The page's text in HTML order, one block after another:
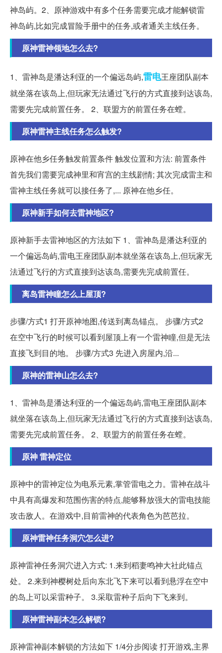
神岛屿。2、原神游戏中有多个任务需要完成才能解锁雷
神岛屿,比如完成冒险手册中的任务,或者通关主线任务。
原神雷神领地怎么去?
1、雷神岛是潘达利亚的一个偏远岛屿,雷电王座团队副本
就坐落在该岛上,但玩家无法通过飞行的方式直接到达该岛,
需要先完成前置任务。 2、联盟方的前置任务在螳。
原神雷神主线任务怎么触发?
原神在他乡任务触发前置条件 触发位置和方法: 前置条件
首先我们需要完成神里和宵宫的主线剧情; 其次完成雷主和
雷神主线任务就可以接任务了,... 原神在他乡任。
原神新手如何去雷神地区?
原神新手去雷神地区的方法如下 1、雷神岛是潘达利亚的
一个偏远岛屿,雷电王座团队副本就坐落在该岛上,但玩家无
法通过飞行的方式直接到达该岛,需要先完成前置任。
离岛雷神瞳怎么上屋顶?
步骤/方式1 打开原神地图,传送到离岛锚点。 步骤/方式2
在空中飞行的时候可以看到屋顶上有一个雷神瞳,但是无法
直接飞到目的地。 步骤/方式3 先进入房屋内,沿...
原神的雷神山怎么去?
1、雷神岛是潘达利亚的一个偏远岛屿,雷电王座团队副本
就坐落在该岛上,但玩家无法通过飞行的方式直接到达该岛,
需要先完成前置任务。 2、联盟方的前置任务在螳。
原神 雷神定位
原神中的雷神定位为电系元素,掌管雷电之力。雷神在战斗
中具有高爆发和范围伤害的特点,能够释放强大的雷电技能
攻击敌人。在游戏中,目前雷神的代表角色为芭芭拉。
原神雷神任务洞穴怎么进?
原神雷神任务洞穴进入方式: 1.来到稻妻鸣神大社此锚点
处。 2.来到神樱树处后向东北飞下来可以看到悬浮在空中
的岛上可以采雷种子。 3.采取雷种子后向下飞来到。
原神雷神副本怎么解锁?
原神雷神副本解锁的方法如下 1/4分步阅读 打开游戏,主界